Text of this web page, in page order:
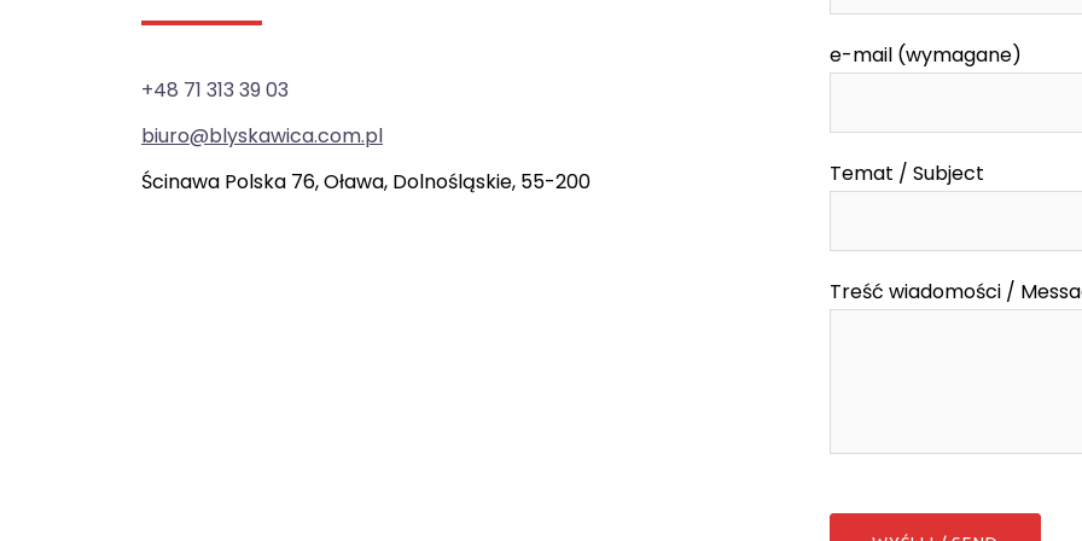
+48 71 313 39 03
biuro@blyskawica.com.pl
Ścinawa Polska 76, Oława, Dolnośląskie, 55-200
e-mail (wymagane)
Temat / Subject
Treść wiadomości /